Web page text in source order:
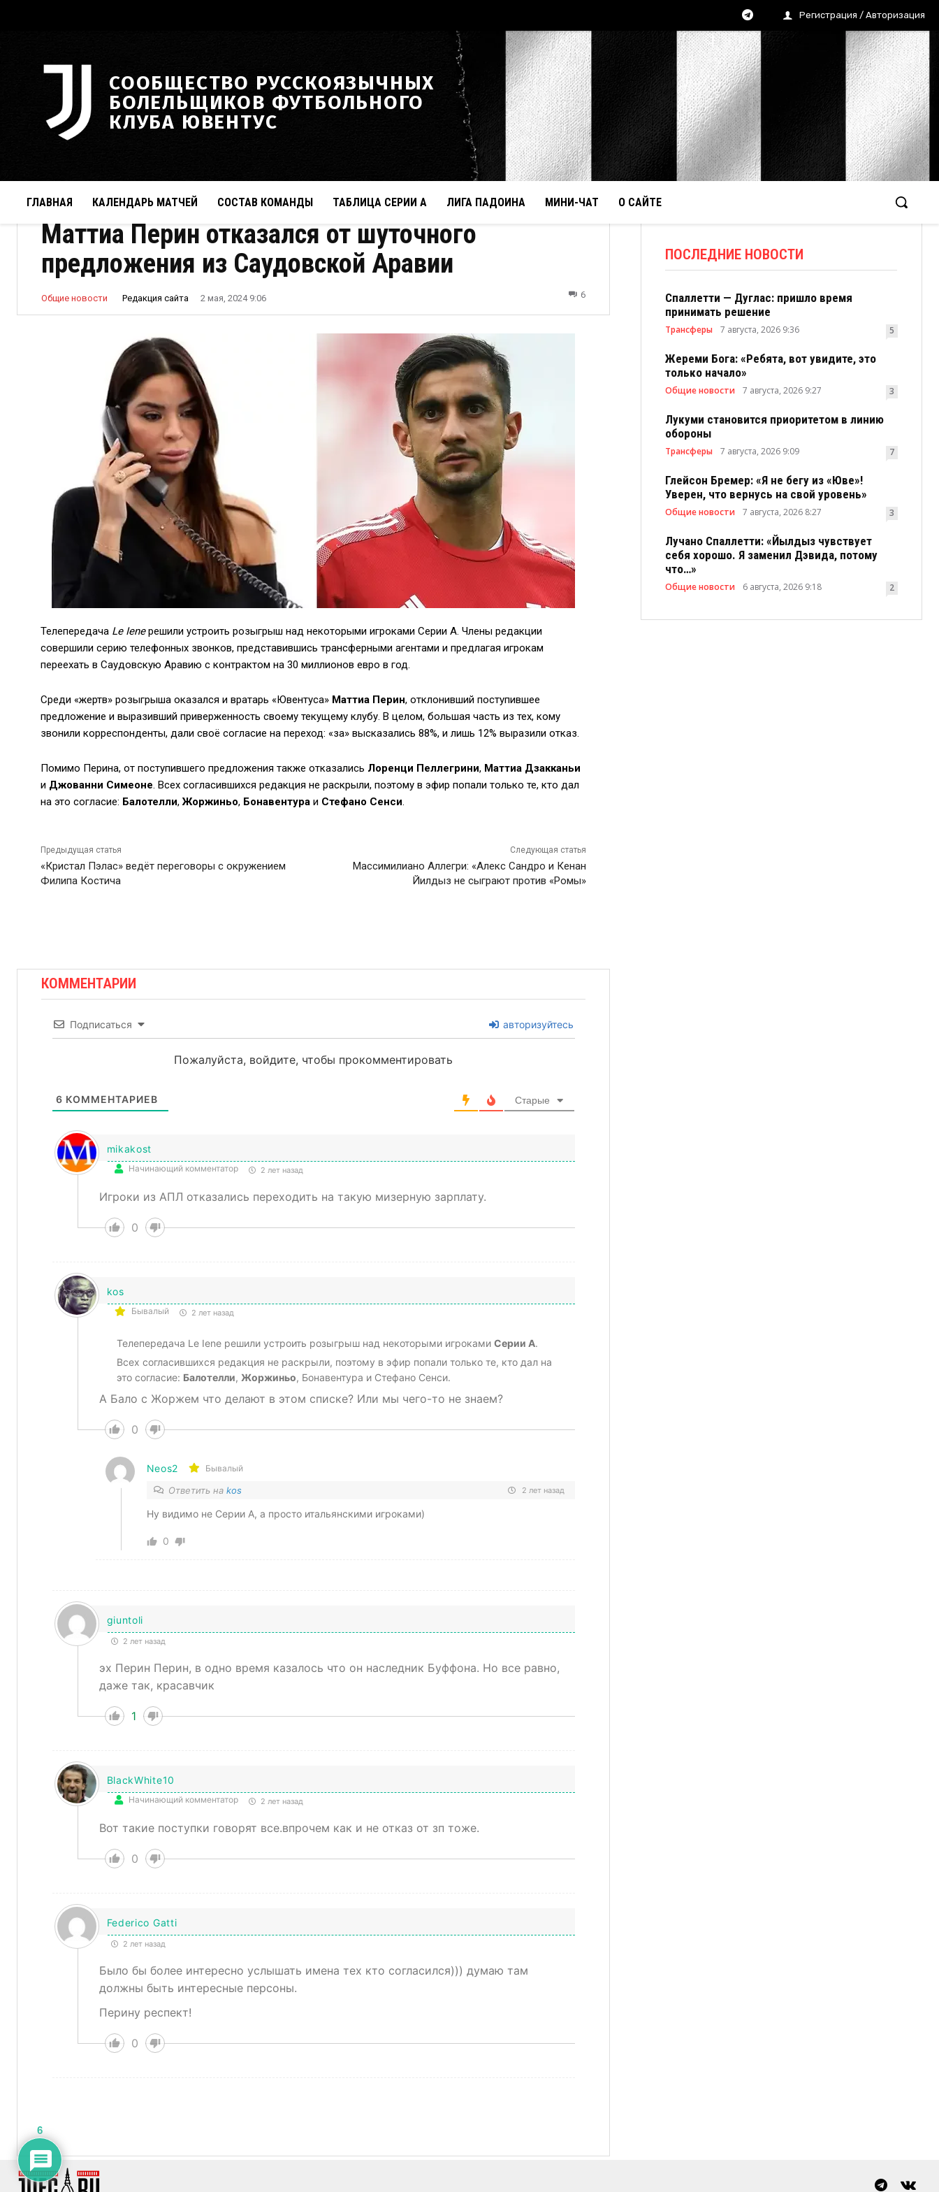
Регистрация / Авторизация
СООБЩЕСТВО РУССКОЯЗЫЧНЫХ
БОЛЕЛЬЩИКОВ ФУТБОЛЬНОГО
КЛУБА ЮВЕНТУС
ГЛАВНАЯ КАЛЕНДАРЬ МАТЧЕЙ СОСТАВ КОМАНДЫ ТАБЛИЦА СЕРИИ А ЛИГА ПАДОИНА МИНИ-ЧАТ О САЙТЕ
Маттиа Перин отказался от шуточного
предложения из Саудовской Аравии
Общие новости Редакция сайта 2 мая, 2024 9:06 6
Телепередача Le Ieneрешили устроить розыгрыш над некоторыми игроками Серии А. Члены редакции
совершили серию телефонных звонков, представившись трансферными агентами и предлагая игрокам
переехать в Саудовскую Аравию с контрактом на 30 миллионов евро в год.
Среди «жертв» розыгрыша оказался и вратарь «Ювентуса» Маттиа Перин, отклонивший поступившее
предложение и выразивший приверженность своему текущему клубу. В целом, большая часть из тех, кому
звонили корреспонденты, дали своё согласие на переход: «за» высказались 88%, и лишь 12% выразили отказ.
Помимо Перина, от поступившего предложения также отказались Лоренци Пеллегрини, Маттиа Дзакканьи
и Джованни Симеоне. Всех согласившихся редакция не раскрыли, поэтому в эфир попали только те, кто дал
на это согласие: Балотелли,Жоржиньо, Бонавентура и Стефано Сенси.
Предыдущая статья
«Кристал Пэлас» ведёт переговоры с окружением
Филипа Костича
Следующая статья
Массимилиано Аллегри: «Алекс Сандро и Кенан
Йилдыз не сыграют против «Ромы»
КОММЕНТАРИИ
Подписаться авторизуйтесь
Пожалуйста, войдите, чтобы прокомментировать
6 КОММЕНТАРИЕВ Старые
mikakost
Начинающий комментатор 2 лет назад
Игроки из АПЛ отказались переходить на такую мизерную зарплату.
0
kos
Бывалый 2 лет назад
Телепередача Le Iene решили устроить розыгрыш над некоторыми игроками Серии А.
Всех согласившихся редакция не раскрыли, поэтому в эфир попали только те, кто дал на
это согласие: Балотелли, Жоржиньо, Бонавентура и Стефано Сенси.
А Бало с Жоржем что делают в этом списке? Или мы чего-то не знаем?
0
Neos2 Бывалый
Ответить на kos 2 лет назад
Ну видимо не Серии А, а просто итальянскими игроками)
0
giuntoli
2 лет назад
эх Перин Перин, в одно время казалось что он наследник Буффона. Но все равно,
даже так, красавчик
1
BlackWhite10
Начинающий комментатор 2 лет назад
Вот такие поступки говорят все.впрочем как и не отказ от зп тоже.
0
Federico Gatti
2 лет назад
Было бы более интересно услышать имена тех кто согласился))) думаю там
должны быть интересные персоны.
Перину респект!
0
ПОСЛЕДНИЕ НОВОСТИ
Спаллетти — Дуглас: пришло время
принимать решение
Трансферы 7 августа, 2026 9:36 5
Жереми Бога: «Ребята, вот увидите, это
только начало»
Общие новости 7 августа, 2026 9:27 3
Лукуми становится приоритетом в линию
обороны
Трансферы 7 августа, 2026 9:09 7
Глейсон Бремер: «Я не бегу из «Юве»!
Уверен, что вернусь на свой уровень»
Общие новости 7 августа, 2026 8:27 3
Лучано Спаллетти: «Йылдыз чувствует
себя хорошо. Я заменил Дэвида, потому
что…»
Общие новости 6 августа, 2026 9:18 2
6